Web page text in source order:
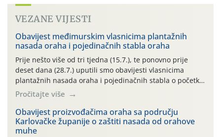
VEZANE VIJESTI
Obavijest međimurskim vlasnicima plantažnih
nasada oraha i pojedinačnih stabla oraha
Prije nešto više od tri tjedna (15.7.), te ponovno prije
deset dana (28.7.) uputili smo obavijesti vlasnicima
plantažnih nasada oraha i pojedinačnih stabla o početku
leta i ovogodišnjoj potrebi usmjerenog suzbijanja
orahove muhe (Rhagoletis completa)! Već dvanaest dana
traje drugi ovogodišnji “toplinski udar”, koji naročito
izražen zadnja šest dana (31.7.-05.8.), jer najviše
temperature zraka svakodnevno […]
Pročitajte više
Obavijest proizvođačima oraha sa području
Karlovačke županije o zaštiti nasada od orahove
muhe